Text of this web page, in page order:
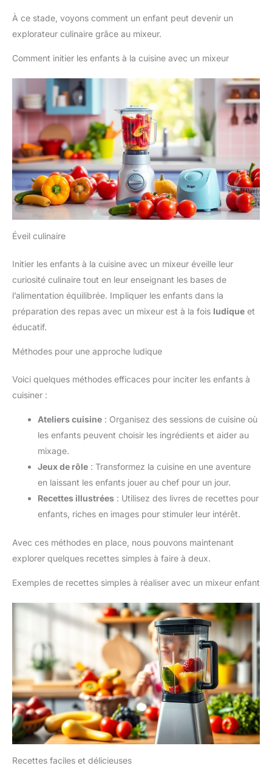
À ce stade, voyons comment un enfant peut devenir un
explorateur culinaire grâce au mixeur.
Comment initier les enfants à la cuisine avec un mixeur
Éveil culinaire
Initier les enfants à la cuisine avec un mixeur éveille leur
curiosité culinaire tout en leur enseignant les bases de
l’alimentation équilibrée. Impliquer les enfants dans la
préparation des repas avec un mixeur est à la fois ludique et
éducatif.
Méthodes pour une approche ludique
Voici quelques méthodes efficaces pour inciter les enfants à
cuisiner :
Ateliers cuisine : Organisez des sessions de cuisine où
les enfants peuvent choisir les ingrédients et aider au
mixage.
Jeux de rôle : Transformez la cuisine en une aventure
en laissant les enfants jouer au chef pour un jour.
Recettes illustrées : Utilisez des livres de recettes pour
enfants, riches en images pour stimuler leur intérêt.
Avec ces méthodes en place, nous pouvons maintenant
explorer quelques recettes simples à faire à deux.
Exemples de recettes simples à réaliser avec un mixeur enfant
Recettes faciles et délicieuses